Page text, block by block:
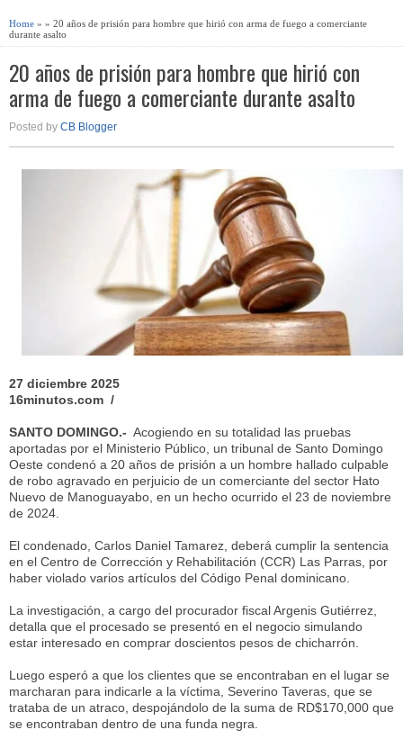
Home » » 20 años de prisión para hombre que hirió con arma de fuego a comerciante
durante asalto
20 años de prisión para hombre que hirió con
arma de fuego a comerciante durante asalto
Posted by CB Blogger
27 diciembre 2025
16minutos.com /
SANTO DOMINGO.- Acogiendo en su totalidad las pruebas
aportadas por el Ministerio Público, un tribunal de Santo Domingo
Oeste condenó a 20 años de prisión a un hombre hallado culpable
de robo agravado en perjuicio de un comerciante del sector Hato
Nuevo de Manoguayabo, en un hecho ocurrido el 23 de noviembre
de 2024.
El condenado, Carlos Daniel Tamarez, deberá cumplir la sentencia
en el Centro de Corrección y Rehabilitación (CCR) Las Parras, por
haber violado varios artículos del Código Penal dominicano.
La investigación, a cargo del procurador fiscal Argenis Gutiérrez,
detalla que el procesado se presentó en el negocio simulando
estar interesado en comprar doscientos pesos de chicharrón.
Luego esperó a que los clientes que se encontraban en el lugar se
marcharan para indicarle a la víctima, Severino Taveras, que se
trataba de un atraco, despojándolo de la suma de RD$170,000 que
se encontraban dentro de una funda negra.